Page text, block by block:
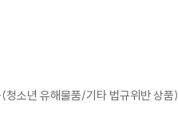
소년 유해물품/기타 법규위반 상품)